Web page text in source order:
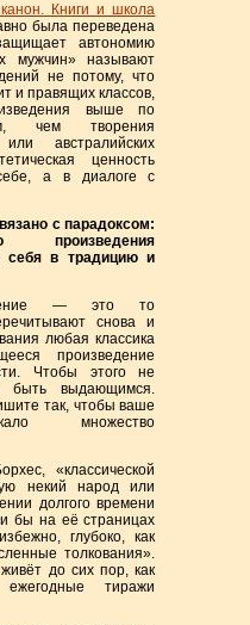
Книги и школа
была переведена
автономию
мужчин» называют
не потому, что
и правящих классов,
выше по
чем творения
австралийских
ценность
а в диалоге с
с парадоксом:
произведения
себя в традицию и
— это то
снова и
любая классика
произведение
Чтобы этого не
быть выдающимся.
так, чтобы ваше
множество
«классической
некий народ или
долгого времени
бы на её страницах
глубоко, как
толкования».
до сих пор, как
тиражи